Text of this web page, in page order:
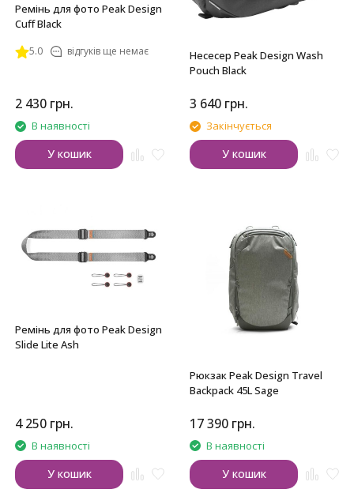
Ремінь для фото Peak Design
Cuff Black
5.0 відгуків ще немає
2 430 грн.
В наявності
У кошик
Несесер Peak Design Wash
Pouch Black
3 640 грн.
Закінчується
У кошик
Ремінь для фото Peak Design
Slide Lite Ash
4 250 грн.
В наявності
У кошик
Рюкзак Peak Design Travel
Backpack 45L Sage
17 390 грн.
В наявності
У кошик